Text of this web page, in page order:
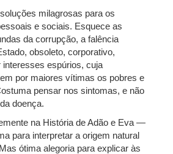
milagrosas para os
e sociais. Esquece as
da corrupção, a falência
obsoleto, corporativo,
interesses espúrios, cuja
por maiores vítimas os pobres e
pensar nos sintomas, e não
doença.
na História de Adão e Eva —
para interpretar a origem natural
ótima alegoria para explicar às